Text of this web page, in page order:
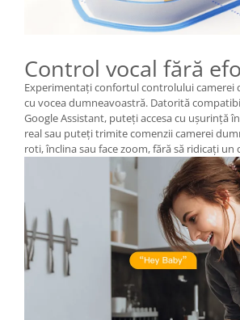
Control vocal fără
Experimentați confortul controlului camerei
cu vocea dumneavoastră. Datorită
Google Assistant, puteți accesa cu ușurință
real sau puteți trimite comenzii camerei
roti, înclina sau face zoom, fără să ridicați un